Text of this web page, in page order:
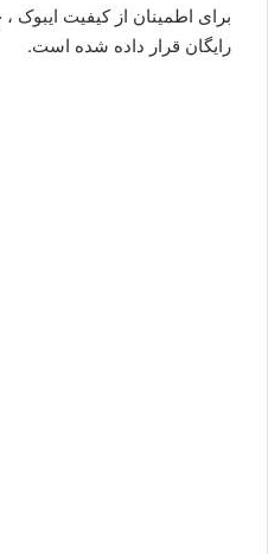
برای اطمینان از کیفیت ایبوک
رایگان قرار داده شده است.